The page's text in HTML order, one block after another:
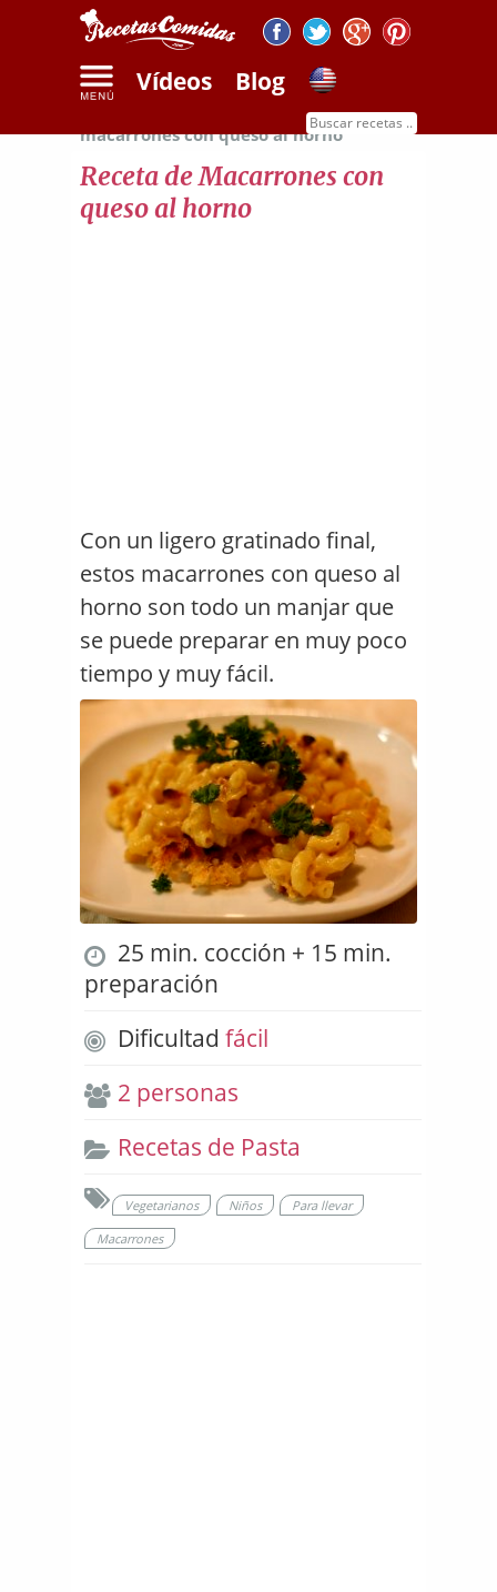
Vídeos Blog
Receta de
macarrones con queso al horno
Receta de Macarrones con
queso al horno
Con un ligero gratinado final,
estos macarrones con queso al
horno son todo un manjar que
se puede preparar en muy poco
tiempo y muy fácil.
25 min. cocción + 15 min.
preparación
Dificultad fácil
2 personas
Recetas de Pasta
Vegetarianos Niños
Para llevar
Macarrones